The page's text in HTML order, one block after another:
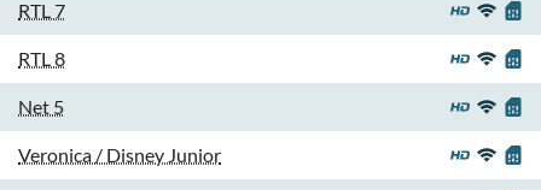
RTL 7
RTL 8
Net 5
Veronica / Disney Junior